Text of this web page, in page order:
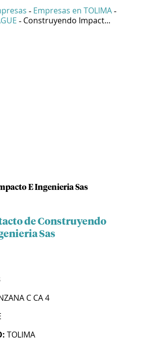
- Empresas en TOLIMA -
- Construyendo Impact...
E Ingenieria Sas
de Construyendo
Sas
C CA 4
TOLIMA